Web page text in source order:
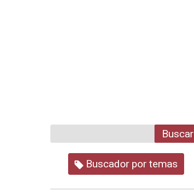
Buscar
Buscador por temas